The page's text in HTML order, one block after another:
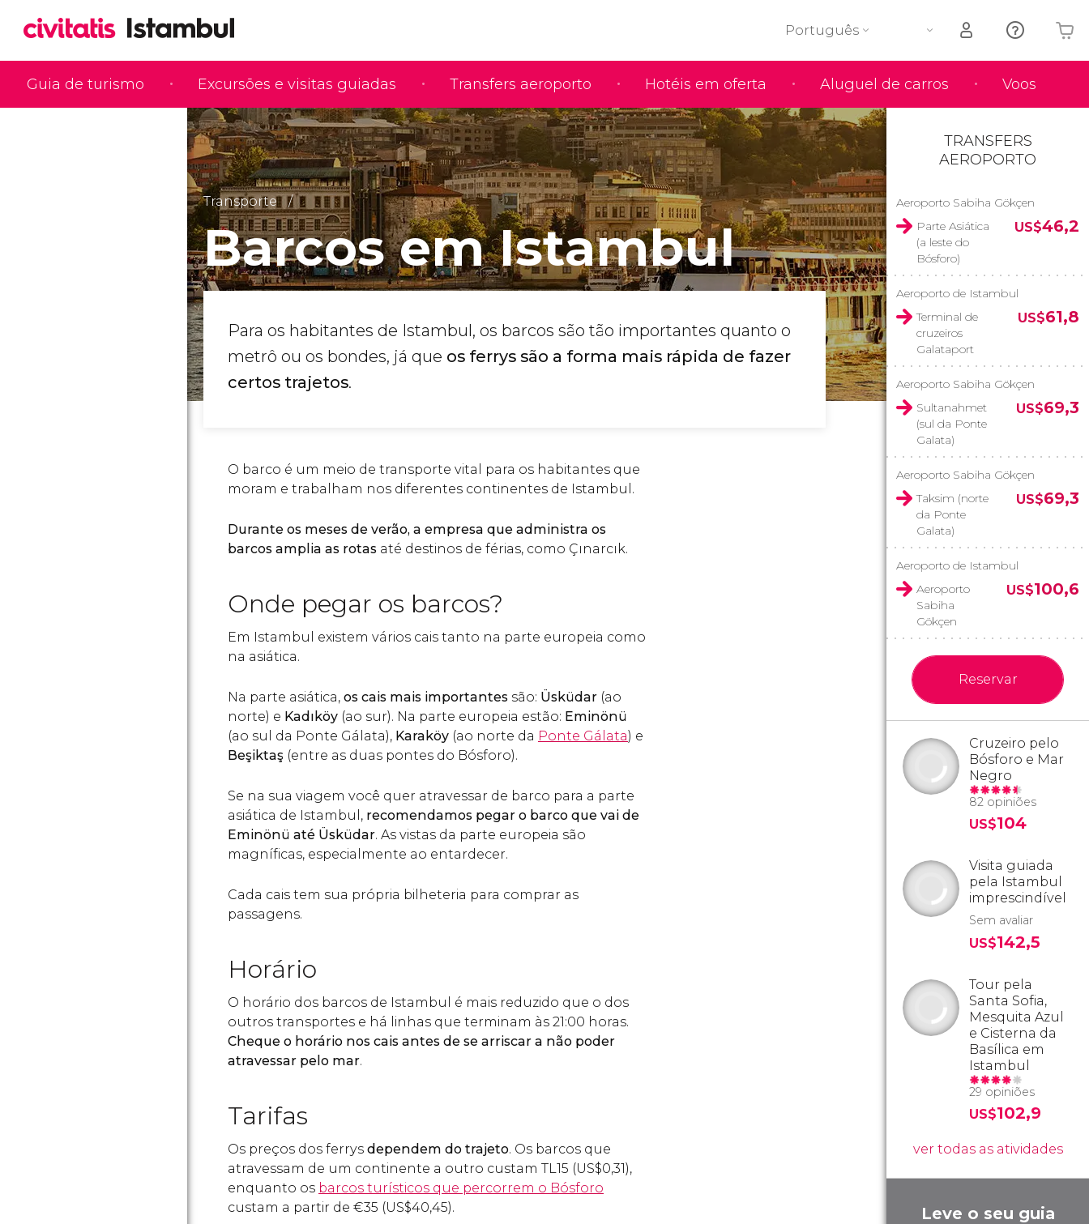
Guia de turismo Excursões e visitas guiadas Transfers aeroporto Hotéis em oferta Aluguel de carros Voos
Português
O seu carrinho está vazio
Transporte
Barcos em Istambul
Para os habitantes de Istambul, os barcos são tão importantes quanto o
metrô ou os bondes, já que os ferrys são a forma mais rápida de fazer
certos trajetos.
O barco é um meio de transporte vital para os habitantes que
moram e trabalham nos diferentes continentes de Istambul.
Durante os meses de verão, a empresa que administra os
barcos amplia as rotas até destinos de férias, como Çınarcık.
Onde pegar os barcos?
Em Istambul existem vários cais tanto na parte europeia como
na asiática.
Na parte asiática, os cais mais importantes são: Üsküdar (ao
norte) e Kadıköy (ao sur). Na parte europeia estão: Eminönü
(ao sul da Ponte Gálata), Karaköy (ao norte da Ponte Gálata) e
Beşiktaş (entre as duas pontes do Bósforo).
Se na sua viagem você quer atravessar de barco para a parte
asiática de Istambul, recomendamos pegar o barco que vai de
Eminönü até Üsküdar. As vistas da parte europeia são
magníficas, especialmente ao entardecer.
Cada cais tem sua própria bilheteria para comprar as
passagens.
Horário
O horário dos barcos de Istambul é mais reduzido que o dos
outros transportes e há linhas que terminam às 21:00 horas.
Cheque o horário nos cais antes de se arriscar a não poder
atravessar pelo mar.
Tarifas
Os preços dos ferrys dependem do trajeto. Os barcos que
atravessam de um continente a outro custam TL15 (US$0,31),
enquanto os barcos turísticos que percorrem o Bósforo
custam a partir de €35 (US$40,45).
TRANSFERS
AEROPORTO
Aeroporto Sabiha Gökçen
Parte Asiática
(a leste do
Bósforo)
US$46,2
Aeroporto de Istambul
Terminal de
cruzeiros
Galataport
US$61,8
Aeroporto Sabiha Gökçen
Sultanahmet
(sul da Ponte
Galata)
US$69,3
Aeroporto Sabiha Gökçen
Taksim (norte
da Ponte
Galata)
US$69,3
Aeroporto de Istambul
Aeroporto
Sabiha
Gökçen
US$100,6
Reservar
Cruzeiro pelo
Bósforo e Mar
Negro
82 opiniões
US$104
Visita guiada
pela Istambul
imprescindível
Sem avaliar
US$142,5
Tour pela
Santa Sofia,
Mesquita Azul
e Cisterna da
Basílica em
Istambul
29 opiniões
US$102,9
ver todas as atividades
Leve o seu guia